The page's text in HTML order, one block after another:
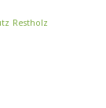
Restholz